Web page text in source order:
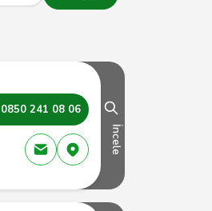
0850 241 08 06
İncele